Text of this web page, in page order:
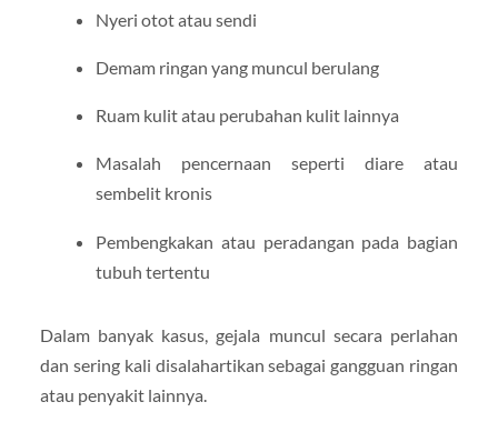
Nyeri otot atau sendi
Demam ringan yang muncul berulang
Ruam kulit atau perubahan kulit lainnya
Masalah pencernaan seperti diare atau
sembelit kronis
Pembengkakan atau peradangan pada bagian
tubuh tertentu
Dalam banyak kasus, gejala muncul secara perlahan
dan sering kali disalahartikan sebagai gangguan ringan
atau penyakit lainnya.